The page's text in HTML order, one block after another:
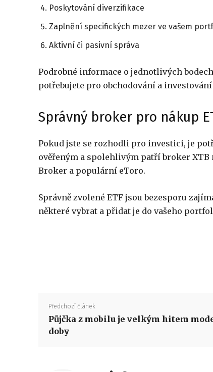
Poskytování diverzifikace
Zaplnění specifických mezer ve vašem
Aktivní či pasivní správa
Podrobné informace o jednotlivých
potřebujete pro obchodování a investování
Správný broker pro nákup
Pokud jste se rozhodli pro investici, je
ověřeným a spolehlivým patří broker XTB
Broker a populární eToro.
Správně zvolené ETF jsou bezesporu
některé vybrat a přidat je do vašeho
Předchozí článek
Půjčka z mobilu je velkým hitem
doby